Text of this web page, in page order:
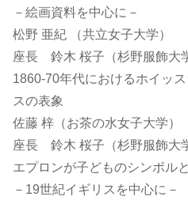
－絵画資料を中心に－
松野 亜紀 （共立女子大学）
座長 鈴木 桜子（杉野服飾大
1860-70年代におけるホイッ
スの表象
佐藤 梓（お茶の水女子大学）
座長 鈴木 桜子（杉野服飾大
エプロンが子どものシンボル
－19世紀イギリスを中心に－